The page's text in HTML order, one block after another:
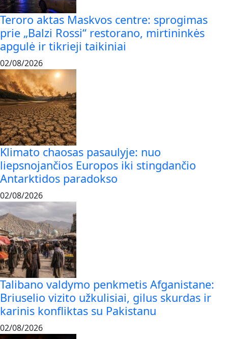
Teroro aktas Maskvos centre: sprogimas
prie „Balzi Rossi“ restorano, mirtininkės
apgulė ir tikrieji taikiniai
02/08/2026
Klimato chaosas pasaulyje: nuo
liepsnojančios Europos iki stingdančio
Antarktidos paradokso
02/08/2026
Talibano valdymo penkmetis Afganistane:
Briuselio vizito užkulisiai, gilus skurdas ir
karinis konfliktas su Pakistanu
02/08/2026